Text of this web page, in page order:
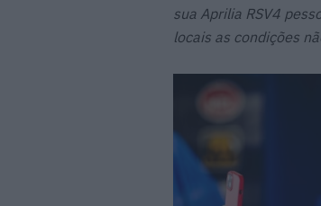
sua Aprilia RSV4
locais as condições